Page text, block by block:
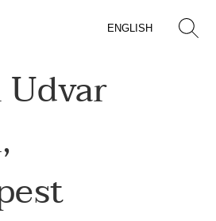
ENGLISH